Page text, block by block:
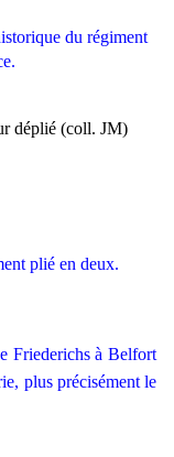
du régiment
déplié (coll. JM)
plié en deux.
Friederichs à Belfort
plus précisément le